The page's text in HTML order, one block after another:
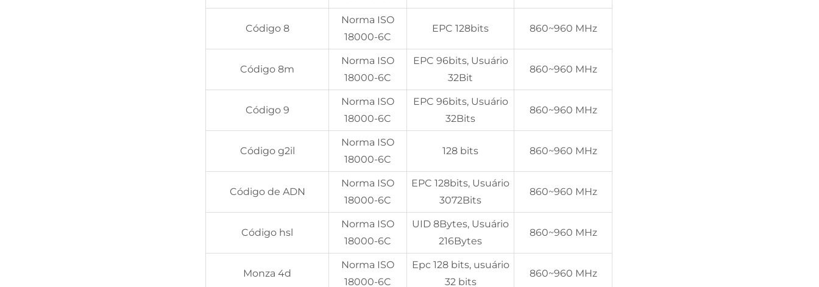
Código 8
Norma ISO
18000-6C
EPC 128bits 860~960 MHz
Código 8m
Norma ISO
18000-6C
EPC 96bits, Usuário
32Bit
860~960 MHz
Código 9
Norma ISO
18000-6C
EPC 96bits, Usuário
32Bits
860~960 MHz
Código g2il
Norma ISO
18000-6C
128 bits 860~960 MHz
Código de ADN
Norma ISO
18000-6C
EPC 128bits, Usuário
3072Bits
860~960 MHz
Código hsl
Norma ISO
18000-6C
UID 8Bytes, Usuário
216Bytes
860~960 MHz
Monza 4d
Norma ISO
18000-6C
Epc 128 bits, usuário
32 bits
860~960 MHz